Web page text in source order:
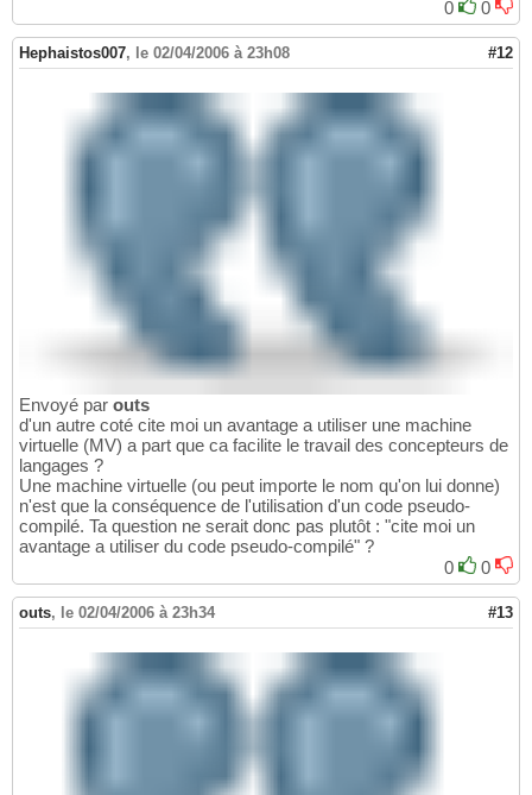
0
0
Hephaistos007, le 02/04/2006 à 23h08 #12
Envoyé par outs
d'un autre coté cite moi un avantage a utiliser une machine
virtuelle (MV) a part que ca facilite le travail des concepteurs de
langages ?
Une machine virtuelle (ou peut importe le nom qu'on lui donne)
n'est que la conséquence de l'utilisation d'un code pseudo-
compilé. Ta question ne serait donc pas plutôt : "cite moi un
avantage a utiliser du code pseudo-compilé" ?
0
0
outs, le 02/04/2006 à 23h34 #13